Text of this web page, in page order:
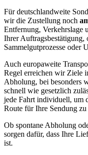
Für deutschlandweite
wir die Zustellung noch
Entfernung, Verkehrslage
Ihrer Auftragsbestätigung,
Sammelgutprozesse oder
Auch europaweite
Regel erreichen wir Ziele
Abholung, bei besonders
schnell wie gesetzlich
jede Fahrt individuell, um
Route für Ihre Sendung
Ob spontane Abholung
sorgen dafür, dass Ihre
ist.